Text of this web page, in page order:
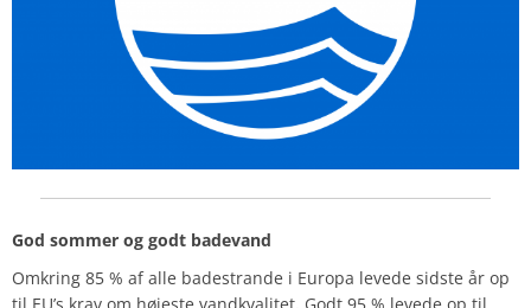
God sommer og godt badevand
Omkring 85 % af alle badestrande i Europa levede sidste år op